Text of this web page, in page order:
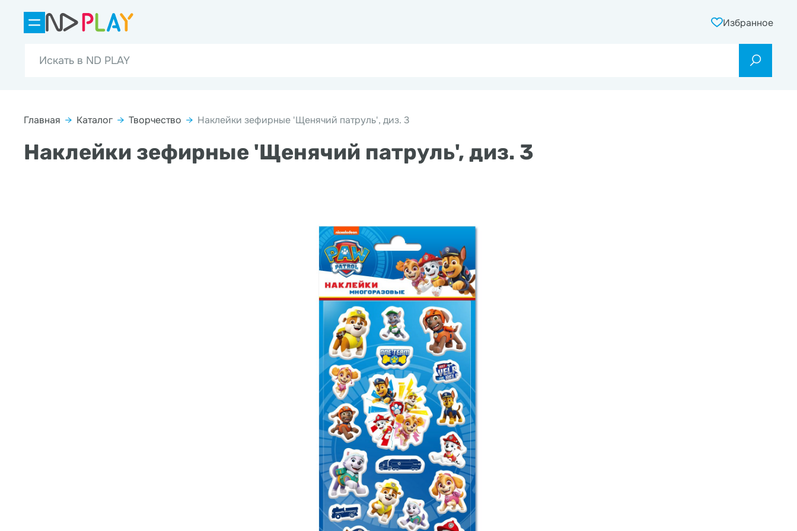
Избранное
Главная → Каталог → Творчество → Наклейки зефирные 'Щенячий патруль', диз. 3
Наклейки зефирные 'Щенячий патруль', диз. 3